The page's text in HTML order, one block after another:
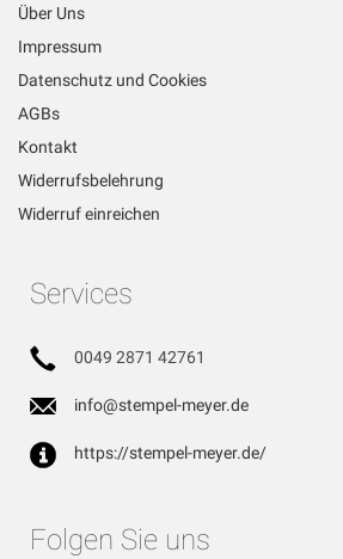
Über Uns
Impressum
Datenschutz und Cookies
AGBs
Kontakt
Widerrufsbelehrung
Widerruf einreichen
Services
0049 2871 42761
info@stempel-meyer.de
https://stempel-meyer.de/
Folgen Sie uns